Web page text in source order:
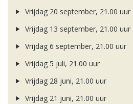
Vrijdag 20 september, 21.00 uur
Vrijdag 13 september, 21.00 uur
Vrijdag 6 september, 21.00 uur
Vrijdag 5 juli, 21.00 uur
Vrijdag 28 juni, 21.00 uur
Vrijdag 21 juni, 21.00 uur